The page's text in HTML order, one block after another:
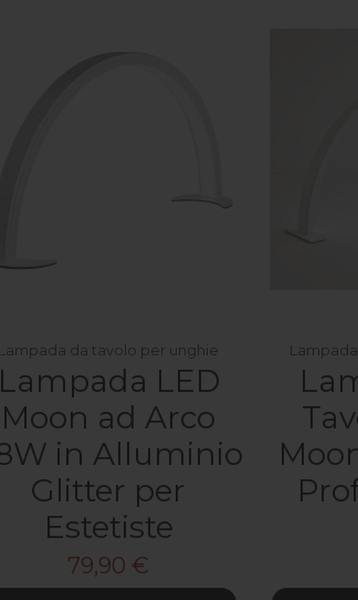
Lampada da tavolo per unghie
Lampada LED
Moon ad Arco
in Alluminio
Glitter per
Estetiste
79,90 €